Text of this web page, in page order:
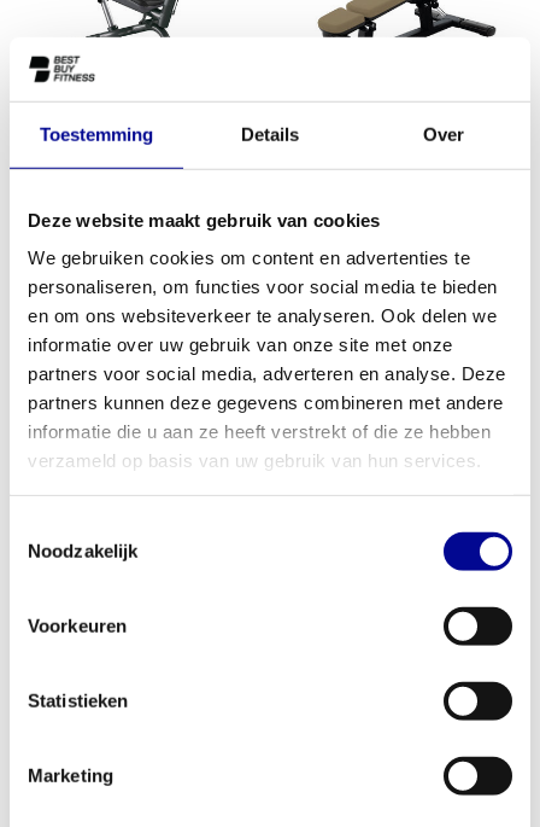
Toestemming Details Over
Deze website maakt gebruik van cookies
We gebruiken cookies om content en advertenties te
personaliseren, om functies voor social media te bieden
en om ons websiteverkeer te analyseren. Ook delen we
informatie over uw gebruik van onze site met onze
partners voor social media, adverteren en analyse. Deze
partners kunnen deze gegevens combineren met andere
informatie die u aan ze heeft verstrekt of die ze hebben
verzameld op basis van uw gebruik van hun services.
Noodzakelijk
Voorkeuren
Statistieken
Marketing
TechnoGym crunch bench
TechnoGym Technogym Pure
Matrix Adjustable decline
Incl. btw